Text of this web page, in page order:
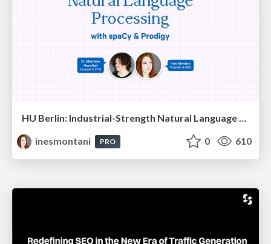
HU Berlin: Industrial-Strength Natural Language Processing with spaCy and Prodigy
inesmontani
PRO 0 610